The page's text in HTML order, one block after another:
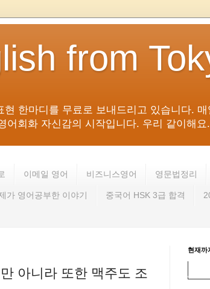
from
한마디를 무료로 보내드리고 있습니다.
어회화 자신감의 시작입니다. 우리 같이해
이메일 영어 비즈니스영어 영문법정리
가 영어공부한 이야기 중국어 HSK 3급 합격
아니라 또한 맥주도 조
현재까